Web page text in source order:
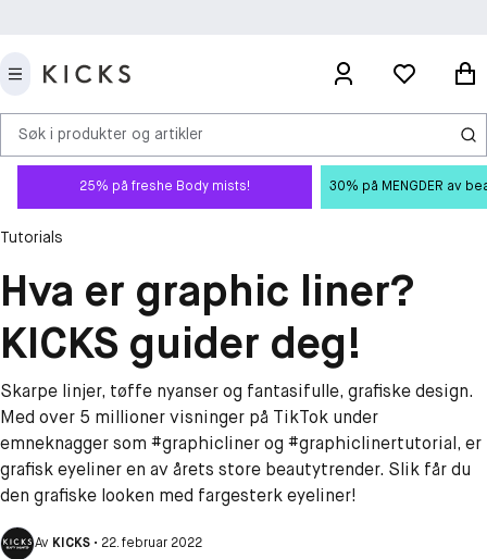
Søk i produkter og artikler
25% på freshe Body mists! 30% på MENGDER av
Tutorials
Hva er graphic liner?
KICKS guider deg!
Skarpe linjer, tøffe nyanser og fantasifulle, grafiske design.
Med over 5 millioner visninger på TikTok under
emneknagger som #graphicliner og #graphiclinertutorial, er
grafisk eyeliner en av årets store beautytrender. Slik får du
den grafiske looken med fargesterk eyeliner!
Av KICKS • 22. februar 2022